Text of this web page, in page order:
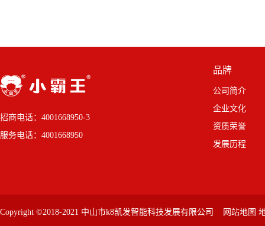
招商电话：4001668950-3
服务电话：4001668950
品牌
公司简介
企业文化
资质荣誉
发展历程
Copyright ©2018-2021 中山市k8凯发智能科技发展有限公司 网站地图